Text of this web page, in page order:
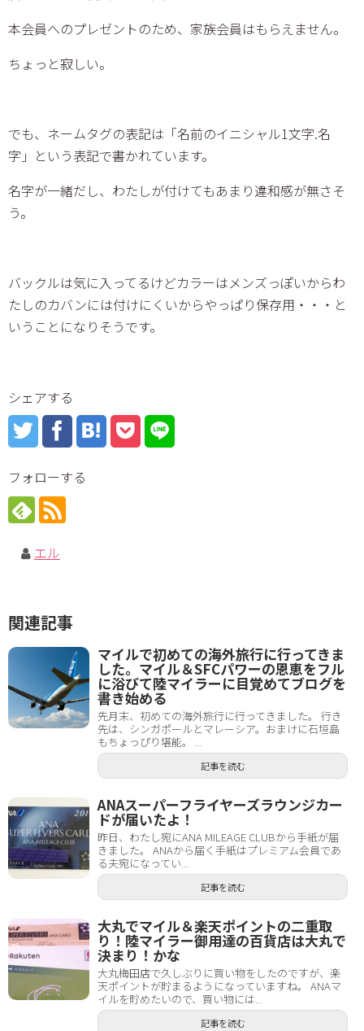
本会員へのプレゼントのため、家族会員はもらえません。
ちょっと寂しい。
でも、ネームタグの表記は「名前のイニシャル1文字.名
字」という表記で書かれています。
名字が一緒だし、わたしが付けてもあまり違和感が無さそ
う。
バックルは気に入ってるけどカラーはメンズっぽいからわ
たしのカバンには付けにくいからやっぱり保存用・・・と
いうことになりそうです。
シェアする
フォローする
エル
関連記事
マイルで初めての海外旅行に行ってきま
した。マイル＆SFCパワーの恩恵をフル
に浴びて陸マイラーに目覚めてブログを
書き始める
先月末、初めての海外旅行に行ってきました。 行き
先は、シンガポールとマレーシア。おまけに石垣島
もちょっぴり堪能。 ...
記事を読む
ANAスーパーフライヤーズラウンジカー
ドが届いたよ！
昨日、わたし宛にANA MILEAGE CLUBから手紙が届
きました。 ANAから届く手紙はプレミアム会員であ
る夫宛になってい...
記事を読む
大丸でマイル＆楽天ポイントの二重取
り！陸マイラー御用達の百貨店は大丸で
決まり！かな
大丸梅田店で久しぶりに買い物をしたのですが、楽
天ポイントが貯まるようになっていますね。 ANAマ
イルを貯めたいので、買い物には...
記事を読む